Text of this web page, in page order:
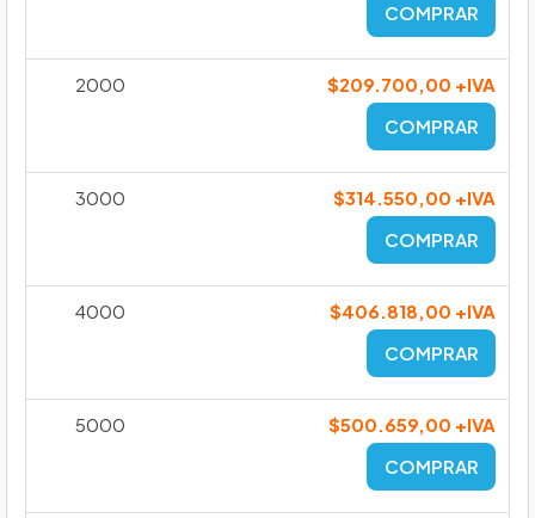
COMPRAR
2000
$209.700,00 +IVA
COMPRAR
3000
$314.550,00 +IVA
COMPRAR
4000
$406.818,00 +IVA
COMPRAR
5000
$500.659,00 +IVA
COMPRAR